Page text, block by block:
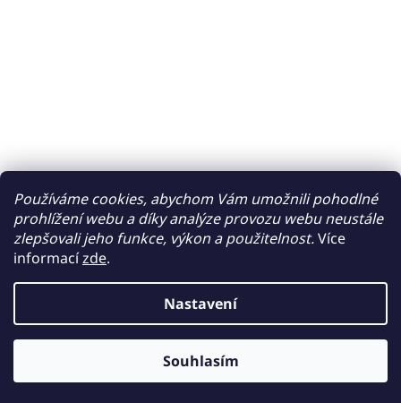
Používáme cookies, abychom Vám umožnili pohodlné
prohlížení webu a díky analýze provozu webu neustále
zlepšovali jeho funkce, výkon a použitelnost.Více
informacízde.
Nastavení
Souhlasím